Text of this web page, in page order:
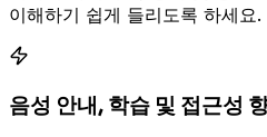
이해하기 쉽게 들리도록 하세요.
음성 안내, 학습 및 접근성